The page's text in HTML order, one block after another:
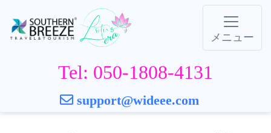
メニュー
Tel: 050-1808-4131
support@wideee.com